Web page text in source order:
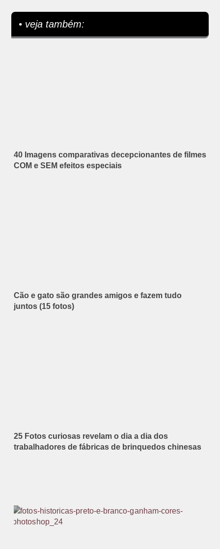
• veja também:
40 Imagens comparativas decepcionantes de filmes
COM e SEM efeitos especiais
Cão e gato são grandes amigos e fazem tudo
juntos (15 fotos)
25 Fotos curiosas revelam o dia a dia dos
trabalhadores de fábricas de brinquedos chinesas